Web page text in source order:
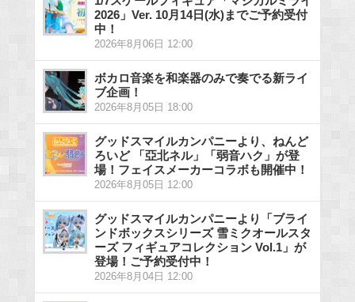
2026」Ver. 10月14日(水)までご予約受付
中！
2026年8月06日 12:00
ボカロ音楽を和楽器のみで奏でる新ライ
ブ企画！
2026年8月05日 18:00
グッドスマイルカンパニーより、ねんど
ろいど 「亞北ネル」「弱音ハク」が登
場！フェイスメーカーコラボも開催中！
2026年8月05日 12:00
グッドスマイルカンパニーより「ブライ
ンドボックスシリーズ 雪ミクオールスタ
ーズ フィギュアコレクション Vol.1」が
登場！ご予約受付中！
2026年8月04日 12:00